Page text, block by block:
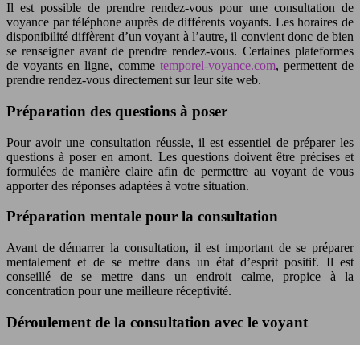
Il est possible de prendre rendez-vous pour une consultation de
voyance par téléphone auprès de différents voyants. Les horaires de
disponibilité diffèrent d’un voyant à l’autre, il convient donc de bien
se renseigner avant de prendre rendez-vous. Certaines plateformes
de voyants en ligne, comme temporel-voyance.com, permettent de
prendre rendez-vous directement sur leur site web.
Préparation des questions à poser
Pour avoir une consultation réussie, il est essentiel de préparer les
questions à poser en amont. Les questions doivent être précises et
formulées de manière claire afin de permettre au voyant de vous
apporter des réponses adaptées à votre situation.
Préparation mentale pour la consultation
Avant de démarrer la consultation, il est important de se préparer
mentalement et de se mettre dans un état d’esprit positif. Il est
conseillé de se mettre dans un endroit calme, propice à la
concentration pour une meilleure réceptivité.
Déroulement de la consultation avec le voyant